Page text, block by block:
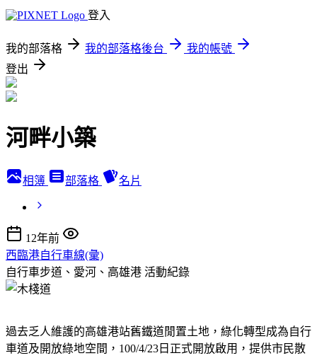
登入
我的部落格 我的部落格後台
我的帳號
登出
河畔小築
相簿 部落格 名片
12年前
西臨港自行車線(彙)
自行車步道、愛河、高雄港 活動紀錄
過去乏人維護的高雄港站舊鐵道閒置土地，綠化轉型成為自行
車道及開放綠地空間，100/4/23日正式開放啟用，提供市民散